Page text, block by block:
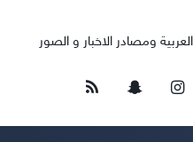
ومصادر الاخبار و الصور
انستقرامسناب
تشات
ملخص
الموقع